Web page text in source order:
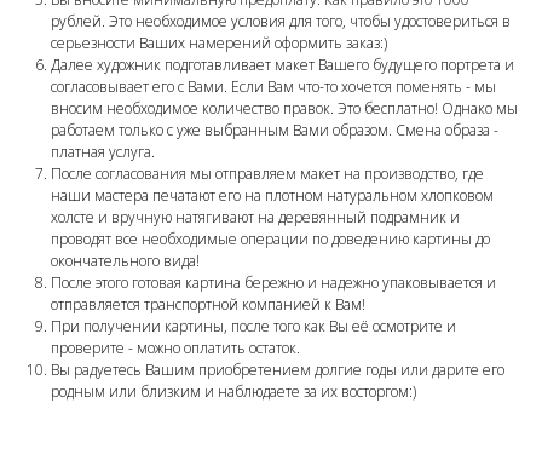
рублей. Это необходимое условия для того, чтобы удостовериться в
серьезности Ваших намерений оформить заказ:)
Далее художник подготавливает макет Вашего будущего портрета и
согласовывает его с Вами. Если Вам что-то хочется поменять - мы
вносим необходимое количество правок. Это бесплатно! Однако мы
работаем только с уже выбранным Вами образом. Смена образа -
платная услуга.
После согласования мы отправляем макет на производство, где
наши мастера печатают его на плотном натуральном хлопковом
холсте и вручную натягивают на деревянный подрамник и
проводят все необходимые операции по доведению картины до
окончательного вида!
После этого готовая картина бережно и надежно упаковывается и
отправляется транспортной компанией к Вам!
При получении картины, после того как Вы её осмотрите и
проверите - можно оплатить остаток.
Вы радуетесь Вашим приобретением долгие годы или дарите его
родным или близким и наблюдаете за их восторгом:)